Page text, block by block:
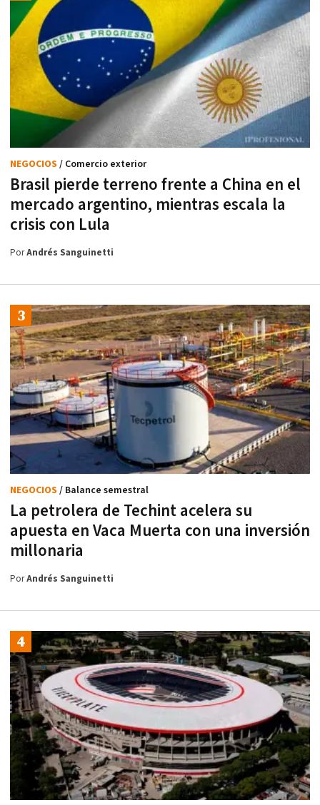
Brasil pierde terreno frente a China en el
mercado argentino, mientras escala la
crisis con Lula
NEGOCIOS / Comercio exterior
PorAndrés Sanguinetti
La petrolera de Techint acelera su
apuesta en Vaca Muerta con una inversión
millonaria
NEGOCIOS / Balance semestral
PorAndrés Sanguinetti